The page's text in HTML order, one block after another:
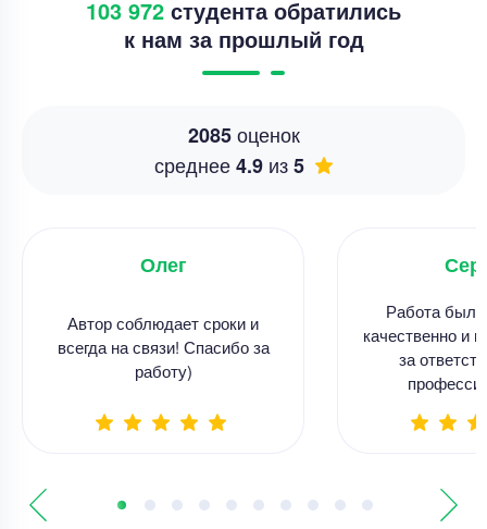
103 972 студента обратились
к нам за прошлый год
2085оценок
среднее4.9 из5
Олег
Автор соблюдает сроки и
всегда на связи! Спасибо за
работу)
Работа
качественно и
за